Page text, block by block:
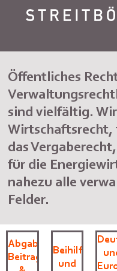
Öffentliches
sind vielfältig.
das
für die
nahezu alle
Felder.
Abgaben-,
Beitrags-
Beihilfen-
und